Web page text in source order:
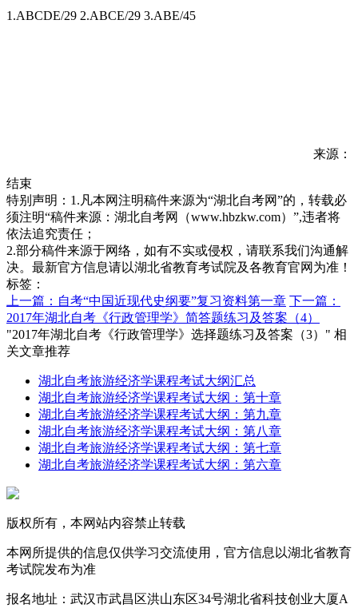
1.ABCDE/29 2.ABCE/29 3.ABE/45
来源：
结束
特别声明：1.凡本网注明稿件来源为“湖北自考网”的，转载必
须注明“稿件来源：湖北自考网（www.hbzkw.com）”,违者将
依法追究责任；
2.部分稿件来源于网络，如有不实或侵权，请联系我们沟通解
决。最新官方信息请以湖北省教育考试院及各教育官网为准！
标签：
上一篇：自考“中国近现代史纲要”复习资料第一章 下一篇：
2017年湖北自考《行政管理学》简答题练习及答案（4）
"2017年湖北自考《行政管理学》选择题练习及答案（3）" 相
关文章推荐
湖北自考旅游经济学课程考试大纲汇总
湖北自考旅游经济学课程考试大纲：第十章
湖北自考旅游经济学课程考试大纲：第九章
湖北自考旅游经济学课程考试大纲：第八章
湖北自考旅游经济学课程考试大纲：第七章
湖北自考旅游经济学课程考试大纲：第六章
版权所有，本网站内容禁止转载
本网所提供的信息仅供学习交流使用，官方信息以湖北省教育
考试院发布为准
报名地址：武汉市武昌区洪山东区34号湖北省科技创业大厦A